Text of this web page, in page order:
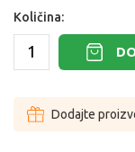
Količina:
Dodajte